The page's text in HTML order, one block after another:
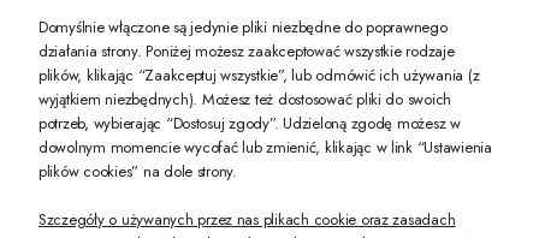
Twoje dane będą przetwarzane zgodnie z nasząpolityką prywatności
POKAŻ PEŁNĄ WERSJĘ STRONY
Domyślnie włączone są jedynie pliki niezbędne do poprawnego
działania strony. Poniżej możesz zaakceptować wszystkie rodzaje
plików, klikając “Zaakceptuj wszystkie”, lub odmówić ich używania (z
wyjątkiem niezbędnych). Możesz też dostosować pliki do swoich
potrzeb, wybierając “Dostosuj zgody”. Udzieloną zgodę możesz w
dowolnym momencie wycofać lub zmienić, klikając w link “Ustawienia
plików cookies” na dole strony.
Szczegóły o używanych przez nas plikach cookie oraz zasadach